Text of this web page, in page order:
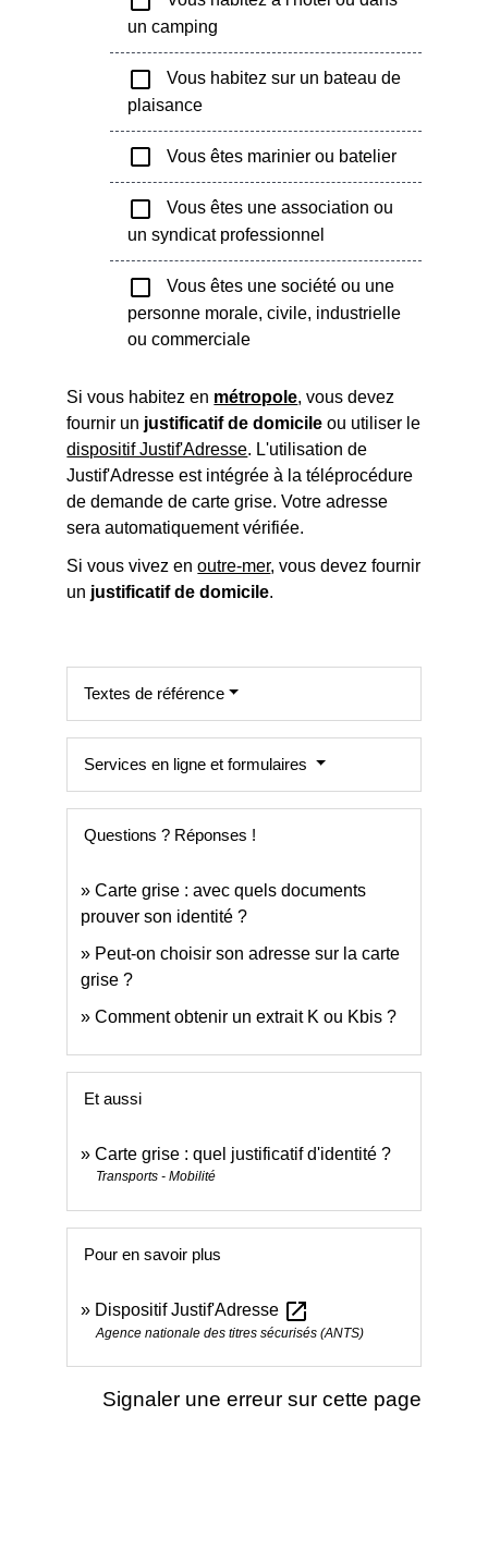
un camping
check_box_outline_blank
Vous habitez sur un bateau de
plaisance
check_box_outline_blank Vous êtes marinier ou batelier
check_box_outline_blank
Vous êtes une association ou
un syndicat professionnel
check_box_outline_blank
Vous êtes une société ou une
personne morale, civile, industrielle
ou commerciale
Si vous habitez en métropole, vous devez
fournir un justificatif de domicile ou utiliser le
dispositif Justif'Adresse. L'utilisation de
Justif'Adresse est intégrée à la téléprocédure
de demande de carte grise. Votre adresse
sera automatiquement vérifiée.
Si vous vivez enoutre-mer, vous devez fournir
un justificatif de domicile.
Textes de référence
Services en ligne et formulaires
Questions ? Réponses !
Carte grise : avec quels documents
prouver son identité ?
Peut-on choisir son adresse sur la carte
grise ?
Comment obtenir un extrait K ou Kbis ?
Et aussi
Carte grise : quel justificatif d'identité ?
Transports - Mobilité
Pour en savoir plus
Dispositif Justif'Adresse open_in_new
Agence nationale des titres sécurisés (ANTS)
Signaler une erreur sur cette page